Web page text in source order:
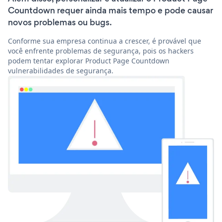
Countdown requer ainda mais tempo e pode causar
novos problemas ou bugs.
Conforme sua empresa continua a crescer, é provável que
você enfrente problemas de segurança, pois os hackers
podem tentar explorar Product Page Countdown
vulnerabilidades de segurança.